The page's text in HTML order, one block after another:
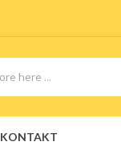
KONTAKT